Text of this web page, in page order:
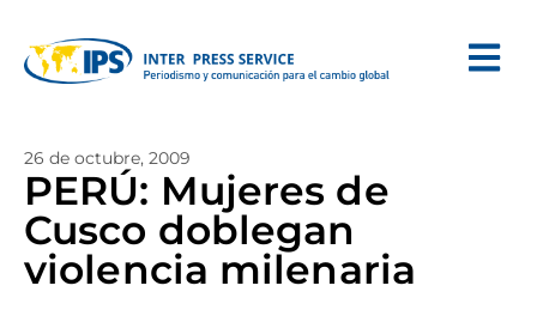
26 de octubre, 2009
PERÚ: Mujeres de
Cusco doblegan
violencia milenaria